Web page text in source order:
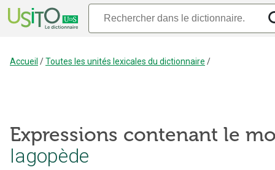
Accueil /Toutes les unités lexicales du dictionnaire /
Expressions contenant le
lagopède